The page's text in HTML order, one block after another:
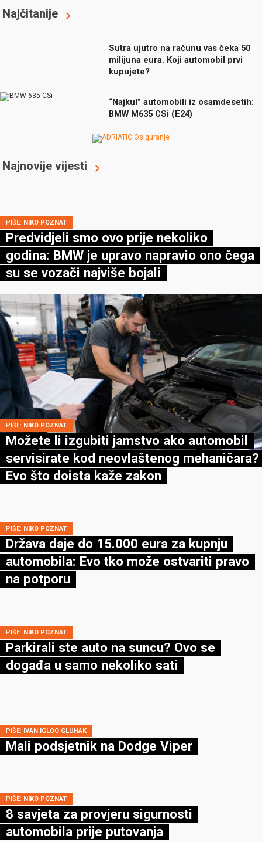
Najčitanije
Sutra ujutro na računu vas čeka 50
milijuna eura. Koji automobil prvi
kupujete?
“Najkul” automobili iz osamdesetih:
BMW M635 CSi (E24)
Najnovije vijesti
PIŠE: NIKO POZNAT
Predvidjeli smo ovo prije nekoliko
godina: BMW je upravo napravio ono čega
su se vozači najviše bojali
PIŠE: NIKO POZNAT
Možete li izgubiti jamstvo ako automobil
servisirate kod neovlaštenog mehaničara?
Evo što doista kaže zakon
PIŠE: NIKO POZNAT
Država daje do 15.000 eura za kupnju
automobila: Evo tko može ostvariti pravo
na potporu
PIŠE: NIKO POZNAT
Parkirali ste auto na suncu? Ovo se
događa u samo nekoliko sati
PIŠE: IVAN IGLOO GLUHAK
Mali podsjetnik na Dodge Viper
PIŠE: NIKO POZNAT
8 savjeta za provjeru sigurnosti
automobila prije putovanja